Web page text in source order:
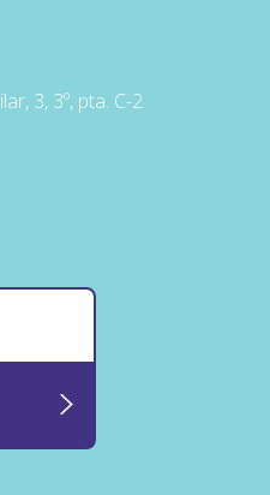
3, 3º, pta. C-2